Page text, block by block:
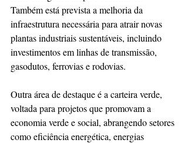
Também está prevista a melhoria da
infraestrutura necessária para atrair novas
plantas industriais sustentáveis, incluindo
investimentos em linhas de transmissão,
gasodutos, ferrovias e rodovias.
Outra área de destaque é a carteira verde,
voltada para projetos que promovam a
economia verde e social, abrangendo setores
como eficiência energética, energias